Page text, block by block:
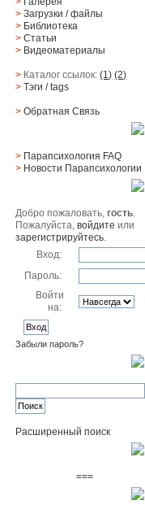
> Загрузки/файлы
> Библиотека
> Статьи
> Видеоматериалы
> Каталог ссылок:(1) (2)
> Тэги/ tags
> Обратная Cвязь
> Парапсихология FAQ
> Новости Парапсихологии
Добро пожаловать,гость.
Пожалуйста,войдите или
зарегистрируйтесь.
Вход:
Пароль:
Войти
на:
Забыли пароль?
Расширенный поиск
===